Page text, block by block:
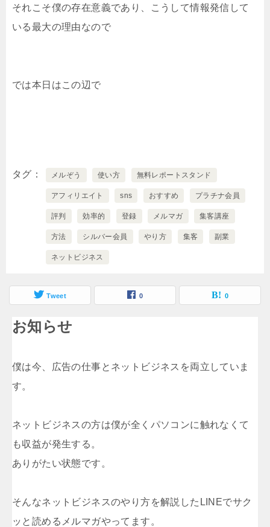
それこそ僕の存在意義であり、こうして情報発信して
いる最大の理由なので
では本日はこの辺で
タグ メルぞう 使い方 無料レポートスタンド
アフィリエイト sns おすすめ プラチナ会員
評判 効率的 登録 メルマガ 集客講座
方法 シルバー会員 やり方 集客 副業
ネットビジネス
Tweet 0 0
お知らせ
僕は今、広告の仕事とネットビジネスを両立していま
す。
ネットビジネスの方は僕が全くパソコンに触れなくて
も収益が発生する。
ありがたい状態です。
そんなネットビジネスのやり方を解説したLINEでサク
ッと読めるメルマガやってます。